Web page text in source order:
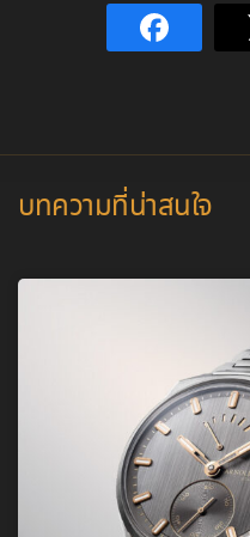
บทความที่น่าสนใจ